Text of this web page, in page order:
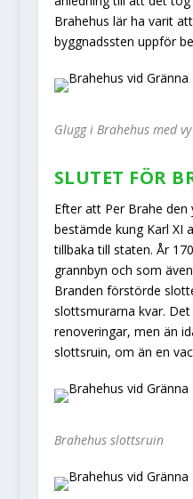
Brahehus lär ha varit
byggnadssten uppför
Glugg i Brahehus med
SLUTET FÖR
Efter att Per Brahe den
bestämde kung Karl XI
tillbaka till staten. År
grannbyn och som
Branden förstörde
slottsmurarna kvar.
renoveringar, men än
slottsruin, om än en
Brahehus slottsruin